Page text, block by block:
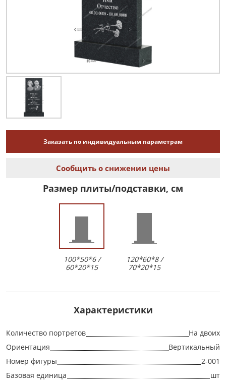
Заказать по индивидуальным параметрам
Сообщить о снижении цены
Размер плиты/подставки, см
100*50*6 /
60*20*15
120*60*8 /
70*20*15
Характеристики
Количество портретов
На двоих
Ориентация
Вертикальный
Номер фигуры
2-001
Базовая единица
шт